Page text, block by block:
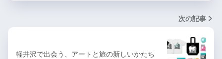
次の記事
軽井沢で出会う、アートと旅の新しいかたち